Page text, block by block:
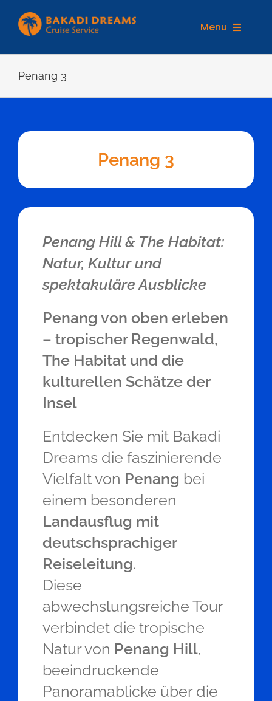
Inhalt
springen
Menu
Penang 3
Penang 3
Penang Hill & The Habitat:
Natur, Kultur und
spektakuläre Ausblicke
Penang von oben erleben
– tropischer Regenwald,
The Habitat und die
kulturellen Schätze der
Insel
Entdecken Sie mit Bakadi
Dreams die faszinierende
Vielfalt von Penang bei
einem besonderen
Landausflug mit
deutschsprachiger
Reiseleitung.
Diese
abwechslungsreiche Tour
verbindet die tropische
Natur von Penang Hill,
beeindruckende
Panoramablicke über die